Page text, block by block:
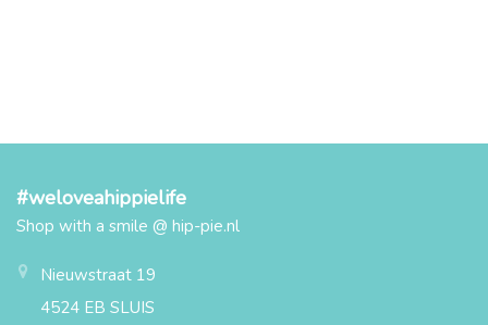
#weloveahippielife
Shop with a smile @ hip-pie.nl
Nieuwstraat 19
4524 EB SLUIS